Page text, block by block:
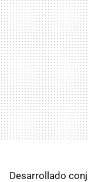
Desarrollado